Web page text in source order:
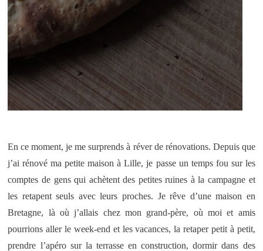
En ce moment, je me surprends à réver de rénovations. Depuis que
j’ai rénové ma petite maison à Lille, je passe un temps fou sur les
comptes de gens qui achètent des petites ruines à la campagne et
les retapent seuls avec leurs proches. Je rêve d’une maison en
Bretagne, là où j’allais chez mon grand-père, où moi et amis
pourrions aller le week-end et les vacances, la retaper petit à petit,
prendre l’apéro sur la terrasse en construction, dormir dans des